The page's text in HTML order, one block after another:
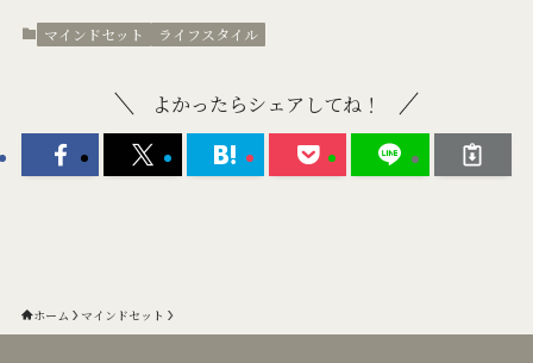
マインドセット ライフスタイル
よかったらシェアしてね！
ホーム マインドセット